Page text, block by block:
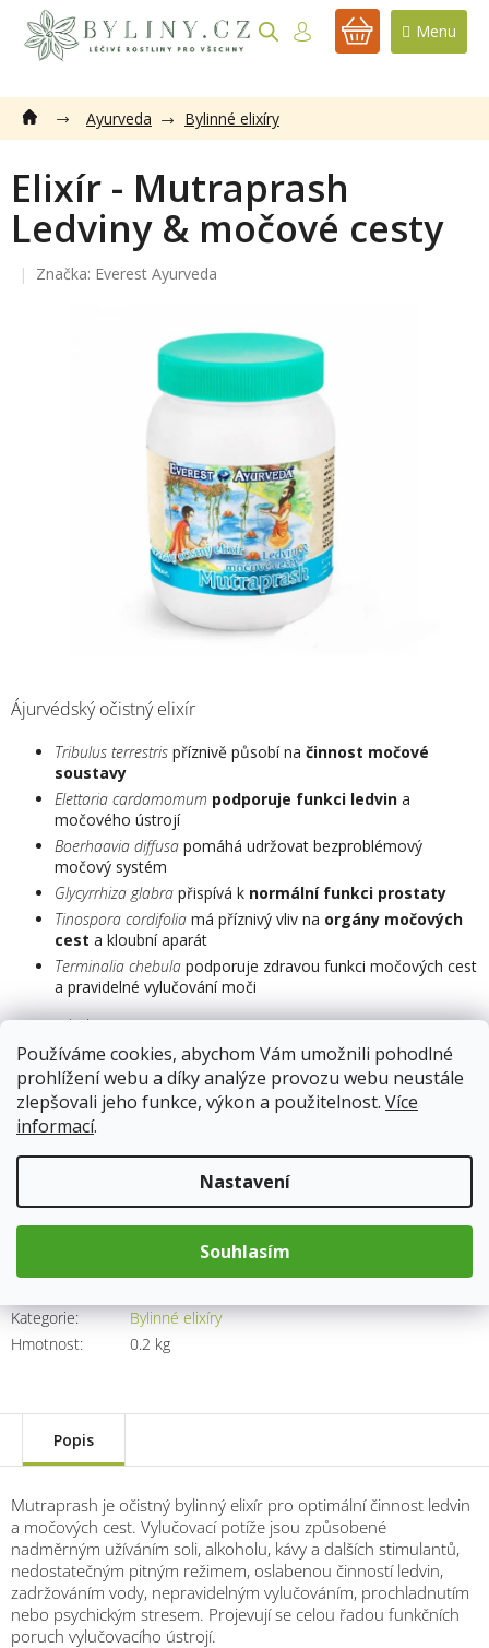
Používáme cookies, abychom Vám umožnili pohodlné
prohlížení webu a díky analýze provozu webu neustále
zlepšovali jeho funkce, výkon a použitelnost. Více
informací.
Nastavení
Souhlasím
obsah
NÁKUPNÍ
Ayurveda Bylinné elixíry
Elixír - Mutraprash
Ledviny & močové cesty
Značka: Everest Ayurveda
Skladem 12.8.2026
Ájurvédský očistný elixír
Tribulus terrestris příznivě působí na činnost močové
soustavy
Elettaria cardamomum podporuje funkci ledvin a
močového ústrojí
Boerhaavia diffusa pomáhá udržovat bezproblémový
močový systém
Glycyrrhiza glabra přispívá k normální funkci prostaty
Tinospora cordifolia má příznivý vliv na orgány močových
cest a kloubní aparát
Terminalia chebula podporuje zdravou funkci močových cest
a pravidelné vylučování moči
Doplněk stravy
Kategorie:
Bylinné elixíry
Hmotnost: 0.2 kg
183 Kč
Měrná
cena:
Přidat do košíku
Popis
Mutraprash je očistný bylinný elixír pro optimální činnost ledvin
a močových cest. Vylučovací potíže jsou způsobené
nadměrným užíváním soli, alkoholu, kávy a dalších stimulantů,
nedostatečným pitným režimem, oslabenou činností ledvin,
zadržováním vody, nepravidelným vylučováním, prochladnutím
nebo psychickým stresem. Projevují se celou řadou funkčních
poruch vylučovacího ústrojí.